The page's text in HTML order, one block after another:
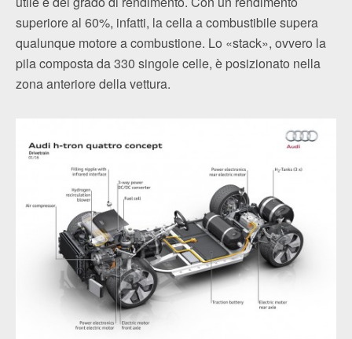
superiore al 60%, infatti, la cella a combustibile supera
qualunque motore a combustione. Lo «stack», ovvero la
pila composta da 330 singole celle, è posizionato nella
zona anteriore della vettura.